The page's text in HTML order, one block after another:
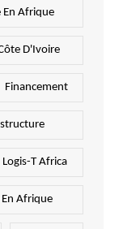
En Afrique
D'Ivoire
Financement
Logis-T Africa
En Afrique